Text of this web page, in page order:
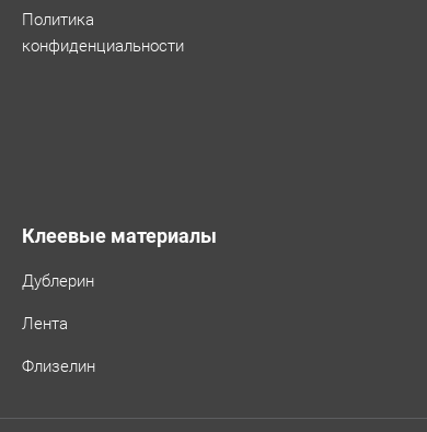
Политика
конфиденциальности
Клеевые материалы
Дублерин
Лента
Флизелин